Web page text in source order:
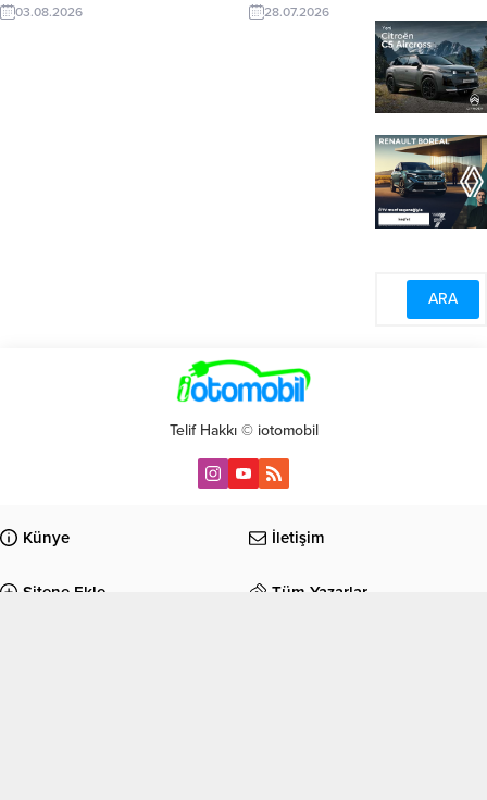
03.08.2026 28.07.2026
Telif Hakkı © iotomobil
Künye İletişim
Sitene Ekle Tüm Yazarlar